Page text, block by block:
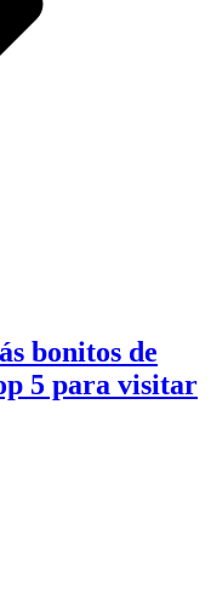
bonitos de
5 para visitar